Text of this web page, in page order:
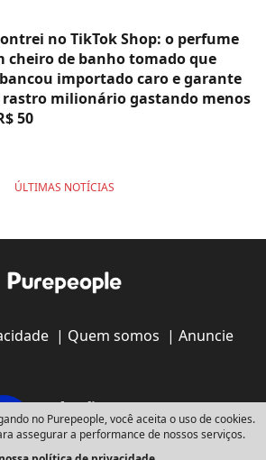
no TikTok Shop: o perfume
cheiro de banho tomado que
importado caro e garante
milionário gastando menos
50
ÚLTIMAS NOTÍCIAS
| Quem somos | Anuncie
no Purepeople, você aceita o uso de cookies.
assegurar a performance de nossos serviços.